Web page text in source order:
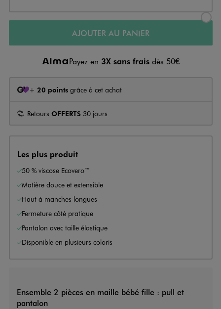
AJOUTER AU PANIER
Payez en 3X sans frais dès 50€
+ 20 points grâce à cet achat
Retours OFFERTS 30 jours
Les plus produit
50 % viscose Ecovero™
Matière douce et extensible
Haut à manches longues
Fermeture côté pratique
Pantalon avec taille élastique
Disponible en plusieurs coloris
Ensemble 2 pièces en maille bébé fille : pull et
pantalon